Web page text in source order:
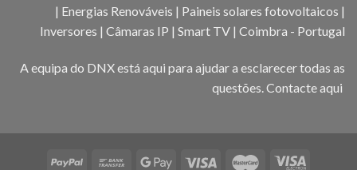
| Energias Renováveis | Paineis solares fotovoltaicos |
Inversores | Câmaras IP | Smart TV | Coimbra - Portugal
A equipa do DNX está aqui para ajudar a esclarecer todas as
questões.Contacte aqui